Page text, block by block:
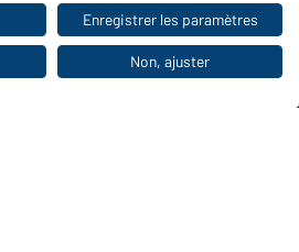
pour particuliers
COLLECTION
les professionnels :
Enregistrer les paramètres
Non, ajuster